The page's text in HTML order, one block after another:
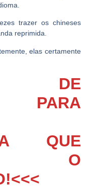
trazer os chineses
reprimida.
elas certamente
DE
PARA
QUE
O